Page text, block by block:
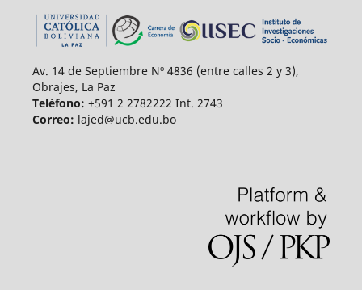
Av. 14 de Septiembre Nº 4836 (entre calles 2 y 3),
Obrajes, La Paz
Teléfono: +591 2 2782222 Int. 2743
Correo: lajed@ucb.edu.bo